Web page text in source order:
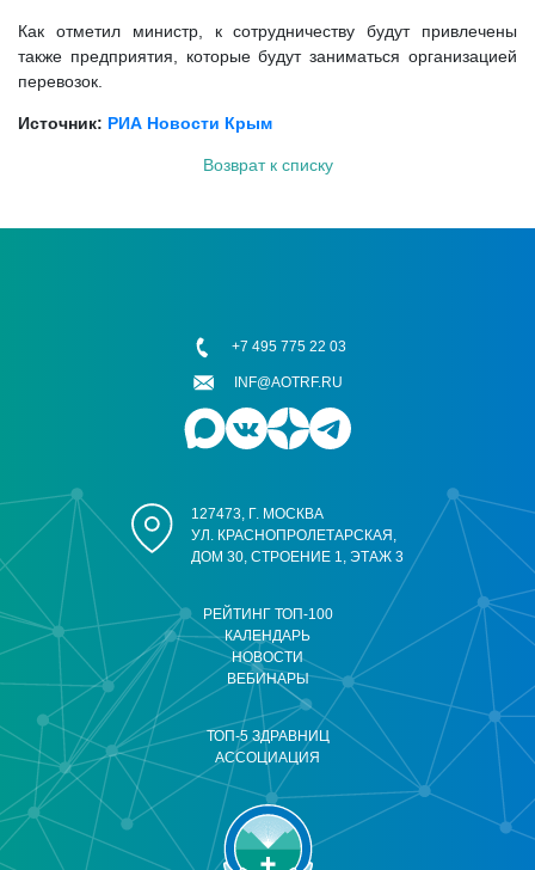
Как отметил министр, к сотрудничеству будут привлечены
также предприятия, которые будут заниматься организацией
перевозок.
Источник: РИА Новости Крым
Возврат к списку
РЕЙТИНГ ТОП-100
КАЛЕНДАРЬ
НОВОСТИ
ВЕБИНАРЫ
ТОП-5 ЗДРАВНИЦ
АССОЦИАЦИЯ
127473, Г. МОСКВА
УЛ. КРАСНОПРОЛЕТАРСКАЯ,
ДОМ 30, СТРОЕНИЕ 1, ЭТАЖ 3
+7 495 775 22 03
INF@AOTRF.RU